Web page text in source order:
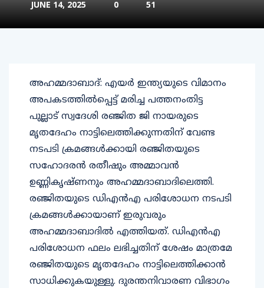
JUNE 14, 2025 0 51
അഹമ്മദാബാദ്: എയര്‍ ഇന്ത്യയുടെ വിമാനം
അപകടത്തില്‍പ്പെട്ട് മരിച്ച പത്തനംതിട്ട
പുല്ലാട് സ്വദേശി രഞ്ജിത ജി നായരുടെ
മൃതദേഹം നാട്ടിലെത്തിക്കുന്നതിന് വേണ്ട
നടപടി ക്രമങ്ങള്‍ക്കായി രഞ്ജിതയുടെ
സഹോദരന്‍ രതീഷും അമ്മാവന്‍
ഉണ്ണികൃഷ്ണനും അഹമ്മദാബാദിലെത്തി.
രഞ്ജിതയുടെ ഡിഎന്‍എ പരിശോധന നടപടി
ക്രമങ്ങള്‍ക്കായാണ് ഇരുവരും
അഹമ്മദാബാദില്‍ എത്തിയത്. ഡിഎന്‍എ
പരിശോധന ഫലം ലഭിച്ചതിന് ശേഷം മാത്രമേ
രഞ്ജിതയുടെ മൃതദേഹം നാട്ടിലെത്തിക്കാന്‍
സാധിക്കുകയുള്ളു. ദുരന്തനിവാരണ വിഭാഗം